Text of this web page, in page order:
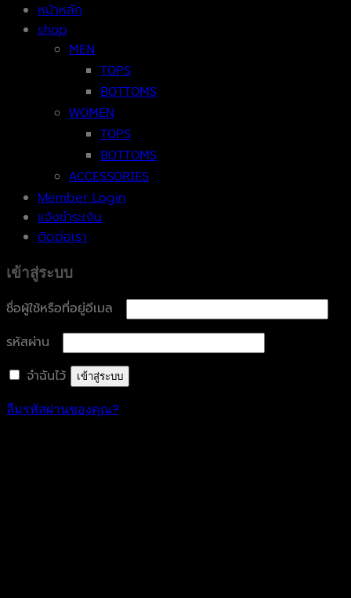
หน้าหลัก
shop
MEN
TOPS
BOTTOMS
WOMEN
TOPS
BOTTOMS
ACCESSORIES
Member Login
แจ้งชำระเงิน
ติดต่อเรา
เข้าสู่ระบบ
ชื่อผู้ใช้หรือที่อยู่อีเมล
รหัสผ่าน
จำฉันไว้
เข้าสู่ระบบ
ลืมรหัสผ่านของคุณ?